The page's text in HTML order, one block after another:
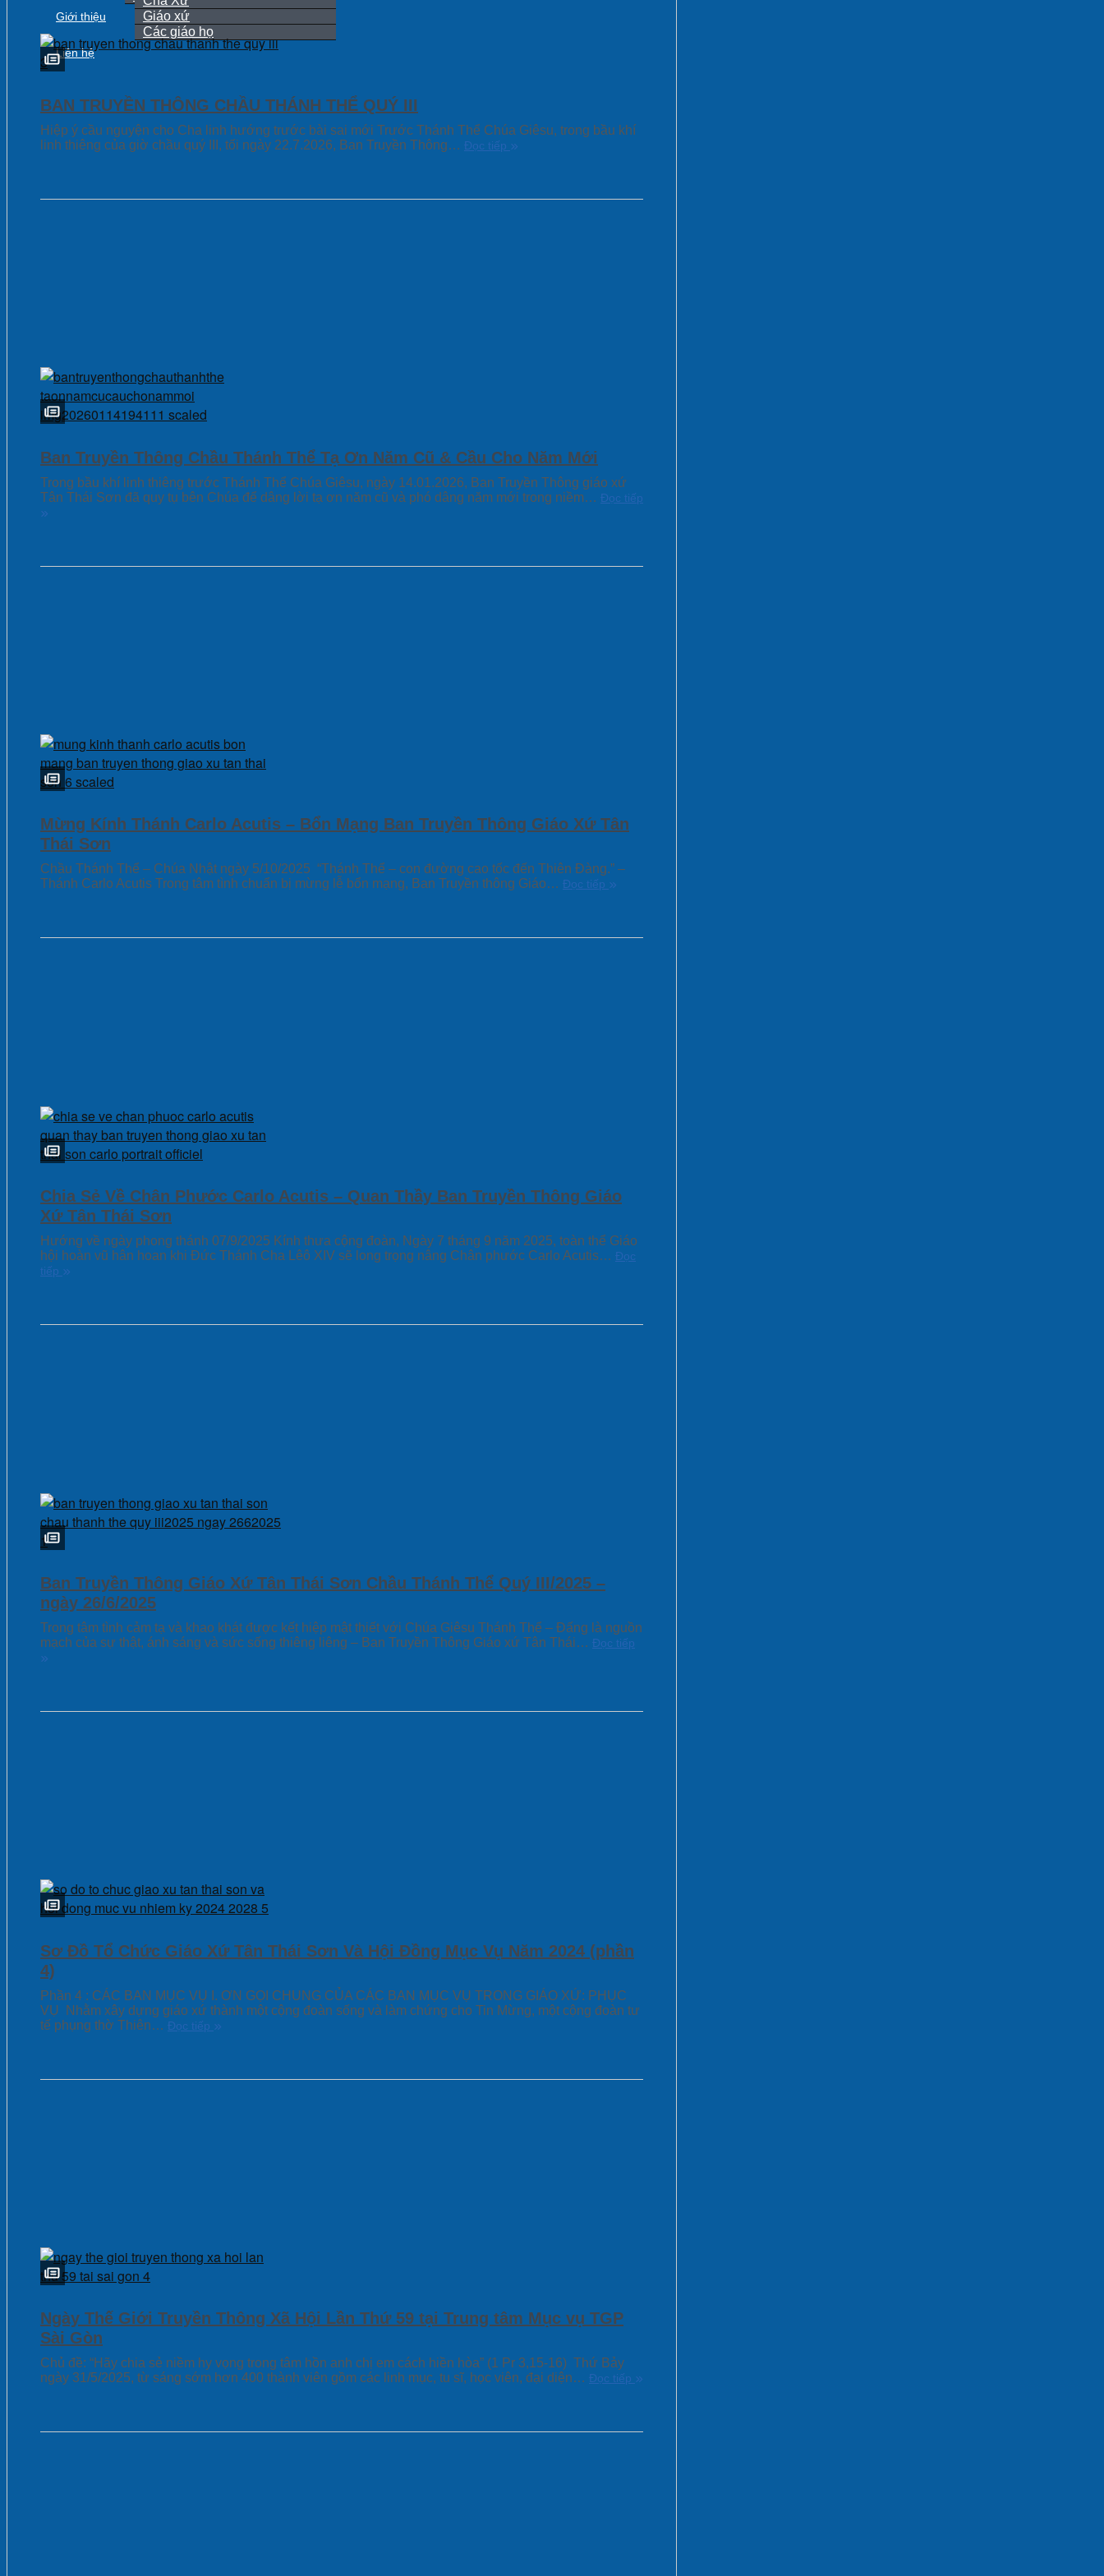
Giới thiệu
Giáo xứ
Các giáo họ
Liên hệ
BAN TRUYỀN THÔNG CHẦU THÁNH THỂ QUÝ III
Hiệp ý cầu nguyện cho Cha linh hướng trước bài sai mới Trước Thánh Thể Chúa Giêsu, trong bầu khí
linh thiêng của giờ chầu quý III, tối ngày 22.7.2026, Ban Truyền Thông… Đọc tiếp
Ban Truyền Thông Chầu Thánh Thể Tạ Ơn Năm Cũ & Cầu Cho Năm Mới
Trong bầu khí linh thiêng trước Thánh Thể Chúa Giêsu, ngày 14.01.2026, Ban Truyền Thông giáo xứ
Tân Thái Sơn đã quy tụ bên Chúa để dâng lời tạ ơn năm cũ và phó dâng năm mới trong niềm… Đọc tiếp
Mừng Kính Thánh Carlo Acutis – Bổn Mạng Ban Truyền Thông Giáo Xứ Tân
Thái Sơn
Chầu Thánh Thể – Chúa Nhật ngày 5/10/2025 “Thánh Thể – con đường cao tốc đến Thiên Đàng.” –
Thánh Carlo Acutis Trong tâm tình chuẩn bị mừng lễ bổn mạng, Ban Truyền thông Giáo… Đọc tiếp
Chia Sẻ Về Chân Phước Carlo Acutis – Quan Thầy Ban Truyền Thông Giáo
Xứ Tân Thái Sơn
Hướng về ngày phong thánh 07/9/2025 Kính thưa cộng đoàn, Ngày 7 tháng 9 năm 2025, toàn thể Giáo
hội hoàn vũ hân hoan khi Đức Thánh Cha Lêô XIV sẽ long trọng nâng Chân phước Carlo Acutis… Đọc
tiếp
Ban Truyền Thông Giáo Xứ Tân Thái Sơn Chầu Thánh Thể Quý III/2025 –
ngày 26/6/2025
Trong tâm tình cảm tạ và khao khát được kết hiệp mật thiết với Chúa Giêsu Thánh Thể – Đấng là nguồn
mạch của sự thật, ánh sáng và sức sống thiêng liêng – Ban Truyền Thông Giáo xứ Tân Thái… Đọc tiếp
Sơ Đồ Tổ Chức Giáo Xứ Tân Thái Sơn Và Hội Đồng Mục Vụ Năm 2024 (phần
4)
Phần 4 : CÁC BAN MỤC VỤ I. ƠN GỌI CHUNG CỦA CÁC BAN MỤC VỤ TRONG GIÁO XỨ: PHỤC
VỤ Nhằm xây dựng giáo xứ thành một cộng đoàn sống và làm chứng cho Tin Mừng, một cộng đoàn tư
tế phụng thờ Thiên… Đọc tiếp
Ngày Thế Giới Truyền Thông Xã Hội Lần Thứ 59 tại Trung tâm Mục vụ TGP
Sài Gòn
Chủ đề: “Hãy chia sẻ niềm hy vọng trong tâm hồn anh chị em cách hiền hòa” (1 Pr 3,15-16) Thứ Bảy
ngày 31/5/2025, từ sáng sớm hơn 400 thành viên gồm các linh mục, tu sĩ, học viên, đại diện… Đọc tiếp